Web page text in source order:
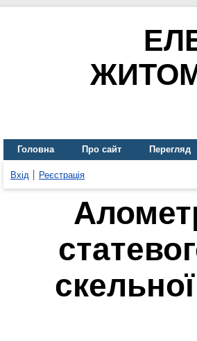
Головна Про сайт Перегляд
Вхід Реєстрація